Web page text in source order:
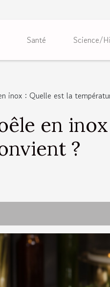
Santé Science/
inox : Quelle est la
en
?